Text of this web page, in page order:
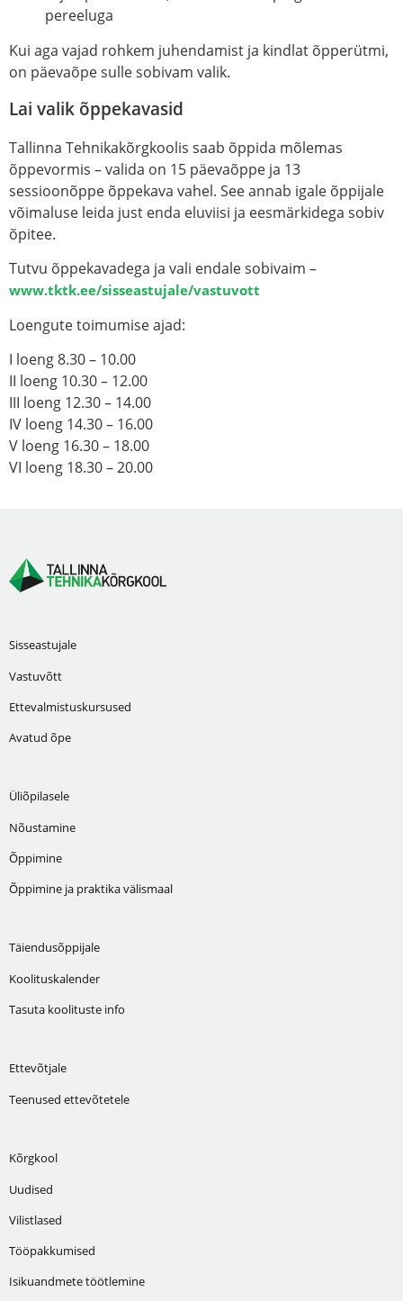
pereeluga
Kui aga vajad rohkem juhendamist ja kindlat õpperütmi,
on päevaõpe sulle sobivam valik.
Lai valik õppekavasid
Tallinna Tehnikakõrgkoolis saab õppida mõlemas
õppevormis – valida on 15 päevaõppe ja 13
sessioonõppe õppekava vahel. See annab igale õppijale
võimaluse leida just enda eluviisi ja eesmärkidega sobiv
õpitee.
Tutvu õppekavadega ja vali endale sobivaim –
www.tktk.ee/sisseastujale/vastuvott
Loengute toimumise ajad:
I loeng 8.30 – 10.00
II loeng 10.30 – 12.00
III loeng 12.30 – 14.00
IV loeng 14.30 – 16.00
V loeng 16.30 – 18.00
VI loeng 18.30 – 20.00
Sisseastujale
Vastuvõtt
Ettevalmistuskursused
Avatud õpe
Üliõpilasele
Nõustamine
Õppimine
Õppimine ja praktika välismaal
Täiendusõppijale
Koolituskalender
Tasuta koolituste info
Ettevõtjale
Teenused ettevõtetele
Kõrgkool
Uudised
Vilistlased
Tööpakkumised
Isikuandmete töötlemine